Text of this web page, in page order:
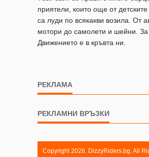
приятели, които още от детските
са луди по всякакви возила. От
мотори до самолети и шейни. За
Движението е в кръвта ни.
РЕКЛАМА
РЕКЛАМНИ ВРЪЗКИ
Copyright 2026. DizzyRiders.bg. All